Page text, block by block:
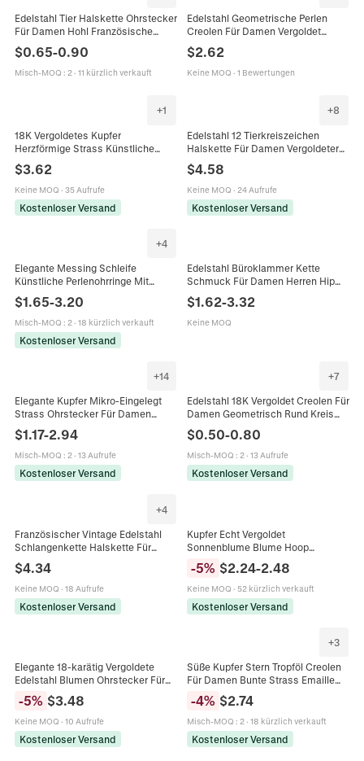
Edelstahl Tier Halskette Ohrstecker
Für Damen Hohl Französische
Bulldogge Chihuahua Vogel Gecko
Galvanisierter Schmuck
$0.65-0.90
Misch-MOQ : 2· 11 kürzlich verkauft
Edelstahl Geometrische Perlen
Creolen Für Damen Vergoldet
Vintage Ins Stil Hängende Ohrringe
Schmuck Geschenk
$2.62
Keine MOQ · 1 Bewertungen
+1
18K Vergoldetes Kupfer
Herzförmige Strass Künstliche
Mode Schmuck Elegantes
Geschenk
$3.62
Keine MOQ · 35 Aufrufe
Kostenloser Versand
+8
Edelstahl 12 Tierkreiszeichen
Halskette Für Damen Vergoldeter
Strass Schmuck Geschenk
$4.58
Keine MOQ · 24 Aufrufe
Kostenloser Versand
+4
Elegante Messing Schleife
Künstliche Perlenohrringe Mit
Strass Inlaid Blütenblatt
Geometrische Ohrstecker Für
Damen Schmuck
$1.65-3.20
Misch-MOQ : 2· 18 kürzlich verkauft
Kostenloser Versand
Edelstahl Büroklammer Kette
Schmuck Für Damen Herren Hip
Hop Mehrlagige Halskette Und
Armband Streetwear Gold Silber
$1.62-3.32
Keine MOQ
+14
Elegante Kupfer Mikro-Eingelegt
Strass Ohrstecker Für Damen
Polierte Geometrische Oval Herz C
Form Creolen Mode Schmuck
$1.17-2.94
Misch-MOQ : 2· 13 Aufrufe
Kostenloser Versand
+7
Edelstahl 18K Vergoldet Creolen Für
Damen Geometrisch Rund Kreis
Mode Pendler Schmuck Zubehör
$0.50-0.80
Misch-MOQ : 2· 13 Aufrufe
Kostenloser Versand
+4
Französischer Vintage Edelstahl
Schlangenkette Halskette Für
Damen Elegante Künstliche Perle
Stern Quadrat Anhänger Schmuck
$4.34
Keine MOQ · 18 Aufrufe
Kostenloser Versand
Kupfer Echt Vergoldet
Sonnenblume Blume Hoop
Ohrringe Für Damen Luxus Strass
Nische High End Ohr Schnallen
Schmuck Geschenk
-5% $2.24-2.48
Keine MOQ · 52 kürzlich verkauft
Kostenloser Versand
Elegante 18-karätig Vergoldete
Edelstahl Blumen Ohrstecker Für
Damen Mit Minimalistischem
Blumendesign Und Künstlichen
Perlenakzenten
-5% $3.48
Keine MOQ · 10 Aufrufe
Kostenloser Versand
+3
Süße Kupfer Stern Tropföl Creolen
Für Damen Bunte Strass Emaille
Stern Form Huggie Ohrringe
Schmuck Geschenk
-4% $2.74
Misch-MOQ : 2· 18 kürzlich verkauft
Kostenloser Versand